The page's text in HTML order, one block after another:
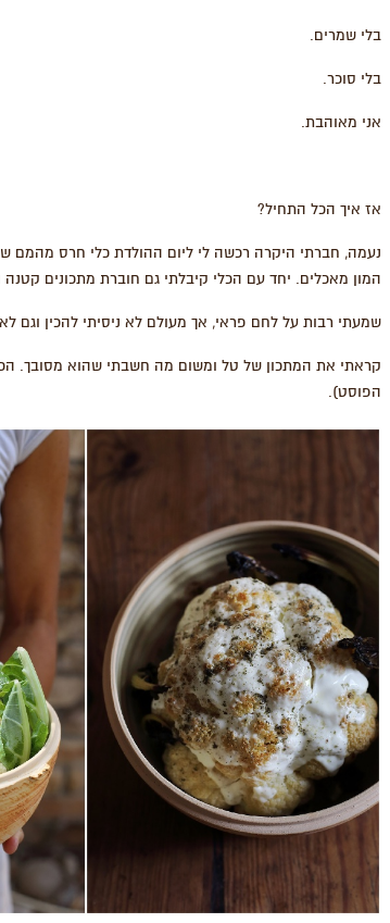
בלי שמרים.
בלי סוכר.
אני מאוהבת.
אז איך הכל התחיל?
נעמה, חברתי היקרה רכשה לי ליום ההולדת כלי חרס מהמם
המון מאכלים. יחד עם הכלי קיבלתי גם חוברת מתכונים קטנה
שמעתי רבות על לחם פראי, אך מעולם לא ניסיתי להכין
קראתי את המתכון של טל ומשום מה חשבתי שהוא מסובך.
הפוסט).